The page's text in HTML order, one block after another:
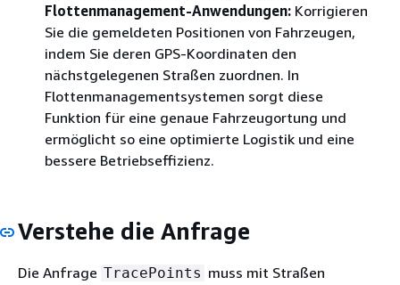
Flottenmanagement-Anwendungen: Korrigieren
Sie die gemeldeten Positionen von Fahrzeugen,
indem Sie deren GPS-Koordinaten den
nächstgelegenen Straßen zuordnen. In
Flottenmanagementsystemen sorgt diese
Funktion für eine genaue Fahrzeugortung und
ermöglicht so eine optimierte Logistik und eine
bessere Betriebseffizienz.
Verstehe die Anfrage
Die Anfrage TracePoints muss mit Straßen